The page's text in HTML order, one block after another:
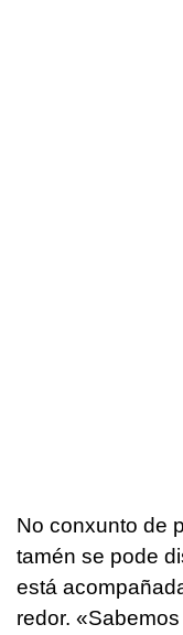
No conxunto de
tamén se pode
está
redor.